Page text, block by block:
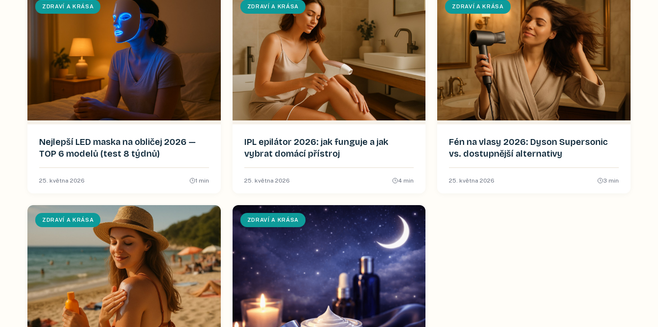
ZDRAVÍ A KRÁSA
Nejlepší LED maska na obličej 2026 —
TOP 6 modelů (test 8 týdnů)
25. května 2026 1 min
ZDRAVÍ A KRÁSA
IPL epilátor 2026: jak funguje a jak
vybrat domácí přístroj
25. května 2026 4 min
ZDRAVÍ A KRÁSA
Fén na vlasy 2026: Dyson Supersonic
vs. dostupnější alternativy
25. května 2026 3 min
ZDRAVÍ A KRÁSA ZDRAVÍ A KRÁSA